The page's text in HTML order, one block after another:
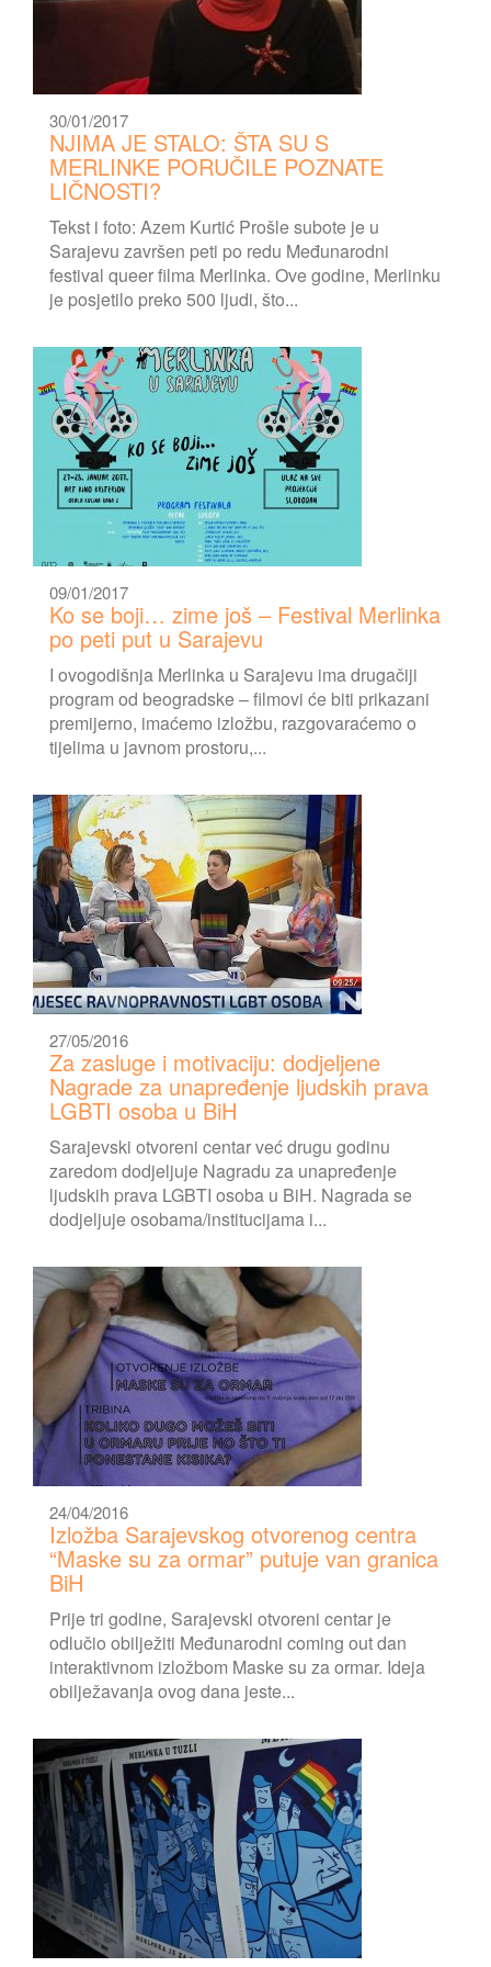
30/01/2017
NJIMA JE STALO: ŠTA SU S
MERLINKE PORUČILE POZNATE
LIČNOSTI?
Tekst i foto: Azem Kurtić Prošle subote je u
Sarajevu završen peti po redu Međunarodni
festival queer filma Merlinka. Ove godine, Merlinku
je posjetilo preko 500 ljudi, što...
09/01/2017
Ko se boji… zime još – Festival Merlinka
po peti put u Sarajevu
I ovogodišnja Merlinka u Sarajevu ima drugačiji
program od beogradske – filmovi će biti prikazani
premijerno, imaćemo izložbu, razgovaraćemo o
tijelima u javnom prostoru,...
27/05/2016
Za zasluge i motivaciju: dodjeljene
Nagrade za unapređenje ljudskih prava
LGBTI osoba u BiH
Sarajevski otvoreni centar već drugu godinu
zaredom dodjeljuje Nagradu za unapređenje
ljudskih prava LGBTI osoba u BiH. Nagrada se
dodjeljuje osobama/institucijama i...
24/04/2016
Izložba Sarajevskog otvorenog centra
“Maske su za ormar” putuje van granica
BiH
Prije tri godine, Sarajevski otvoreni centar je
odlučio obilježiti Međunarodni coming out dan
interaktivnom izložbom Maske su za ormar. Ideja
obilježavanja ovog dana jeste...